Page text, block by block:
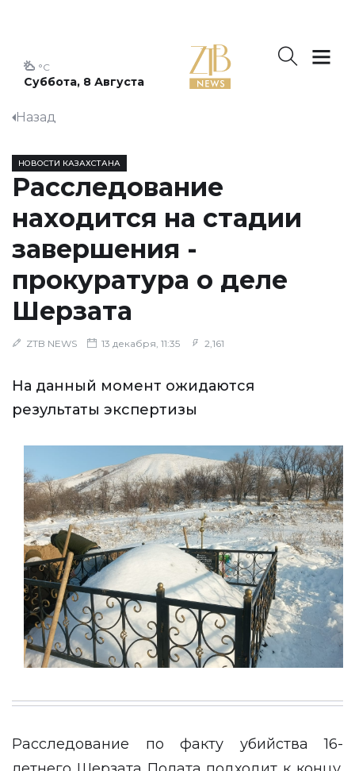
Суббота, 8 Августа
°C
Назад
НОВОСТИ КАЗАХСТАНА
Расследование
находится на стадии
завершения -
прокуратура о деле
Шерзата
ZTB NEWS 13 декабря, 11:35 2,161
На данный момент ожидаются
результаты экспертизы
Расследование по факту убийства 16-